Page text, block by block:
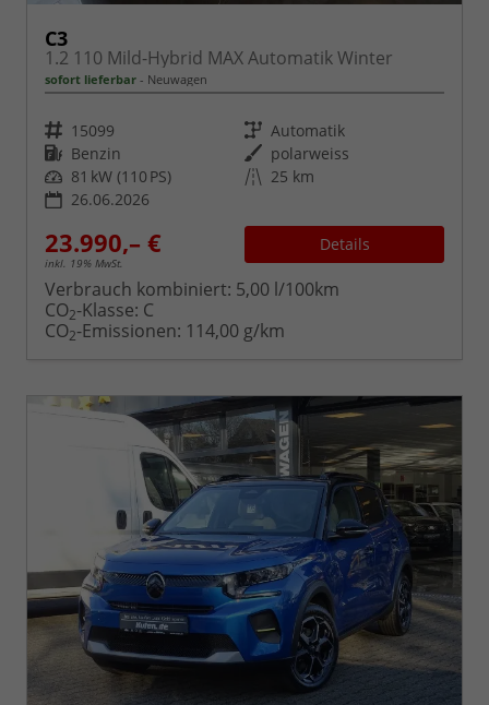
C3
1.2 110 Mild-Hybrid MAX Automatik Winter
sofort lieferbar Neuwagen
Fahrzeugnr. 15099 Getriebe Automatik
Kraftstoff Benzin Außenfarbe polarweiss
Leistung 81 kW (110 PS) Kilometerstand 25 km
26.06.2026
23.990,– €
inkl. 19% MwSt.
Details
Verbrauch kombiniert: 5,00 l/100km
CO2-Klasse: C
CO2-Emissionen: 114,00 g/km